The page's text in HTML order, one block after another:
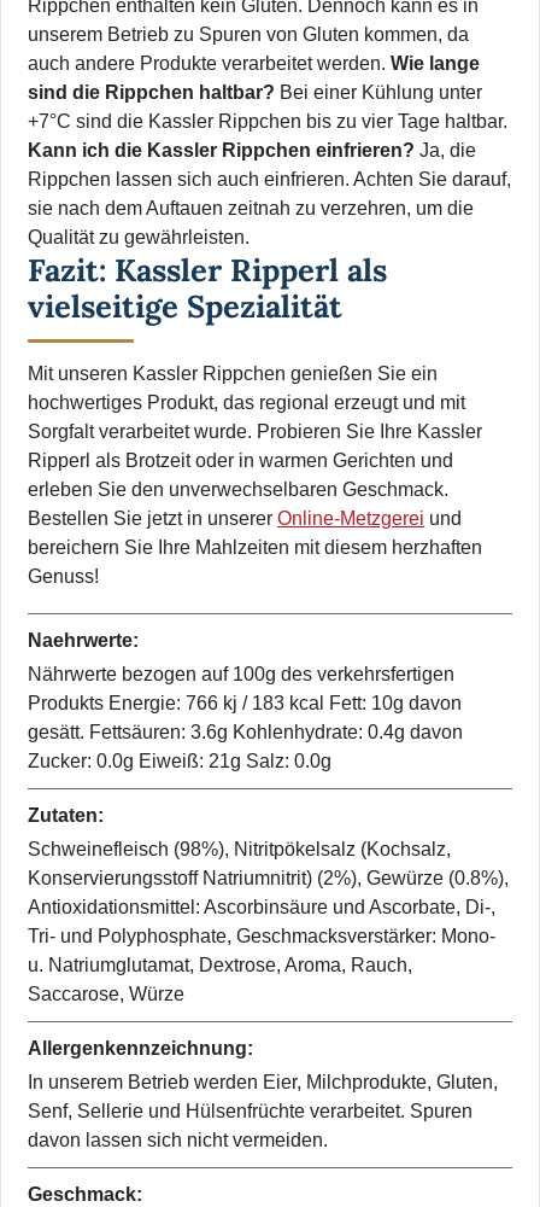
Rippchen enthalten kein Gluten. Dennoch kann es in
unserem Betrieb zu Spuren von Gluten kommen, da
auch andere Produkte verarbeitet werden. Wie lange
sind die Rippchen haltbar? Bei einer Kühlung unter
+7°C sind die Kassler Rippchen bis zu vier Tage haltbar.
Kann ich die Kassler Rippchen einfrieren? Ja, die
Rippchen lassen sich auch einfrieren. Achten Sie darauf,
sie nach dem Auftauen zeitnah zu verzehren, um die
Qualität zu gewährleisten.
Fazit: Kassler Ripperl als
vielseitige Spezialität
Mit unseren Kassler Rippchen genießen Sie ein
hochwertiges Produkt, das regional erzeugt und mit
Sorgfalt verarbeitet wurde. Probieren Sie Ihre Kassler
Ripperl als Brotzeit oder in warmen Gerichten und
erleben Sie den unverwechselbaren Geschmack.
Bestellen Sie jetzt in unserer Online-Metzgerei und
bereichern Sie Ihre Mahlzeiten mit diesem herzhaften
Genuss!
Naehrwerte:
Nährwerte bezogen auf 100g des verkehrsfertigen
Produkts Energie: 766 kj / 183 kcal Fett: 10g davon
gesätt. Fettsäuren: 3.6g Kohlenhydrate: 0.4g davon
Zucker: 0.0g Eiweiß: 21g Salz: 0.0g
Zutaten:
Schweinefleisch (98%), Nitritpökelsalz (Kochsalz,
Konservierungsstoff Natriumnitrit) (2%), Gewürze (0.8%),
Antioxidationsmittel: Ascorbinsäure und Ascorbate, Di-,
Tri- und Polyphosphate, Geschmacksverstärker: Mono-
u. Natriumglutamat, Dextrose, Aroma, Rauch,
Saccarose, Würze
Allergenkennzeichnung:
In unserem Betrieb werden Eier, Milchprodukte, Gluten,
Senf, Sellerie und Hülsenfrüchte verarbeitet. Spuren
davon lassen sich nicht vermeiden.
Geschmack: